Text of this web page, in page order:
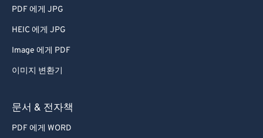
PDF 에게 JPG
HEIC 에게 JPG
Image 에게 PDF
이미지 변환기
문서 & 전자책
PDF 에게 WORD